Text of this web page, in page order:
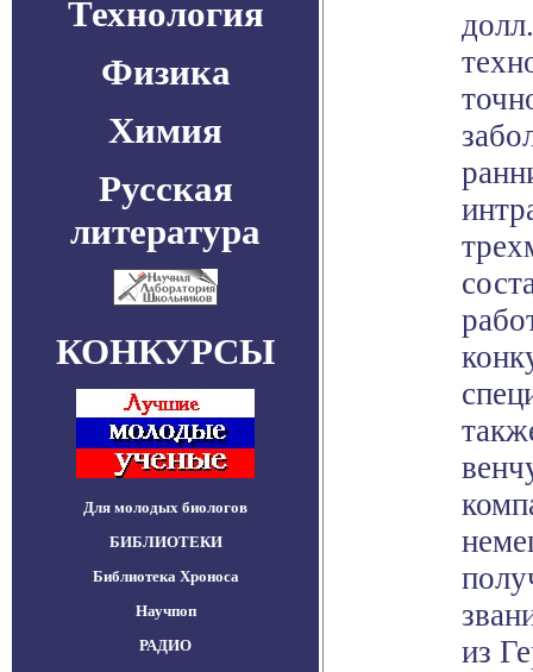
Технология
Физика
Химия
Русская
литература
КОНКУРСЫ
Для молодых биологов
БИБЛИОТЕКИ
Библиотека Хроноса
Научпоп
РАДИО
из